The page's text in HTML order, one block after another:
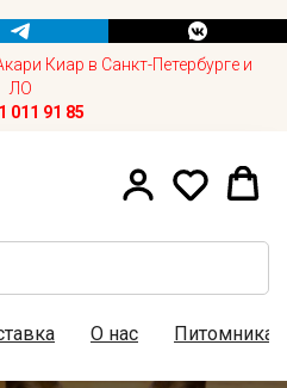
Киар в Санкт-Петербурге и
ЛО
1 011 91 85
О нас Питомникам